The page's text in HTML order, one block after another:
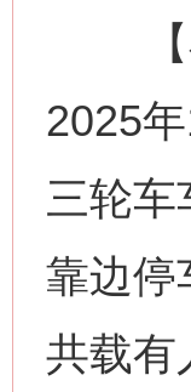
【小
2025
三轮
靠边停
共载有
网上购